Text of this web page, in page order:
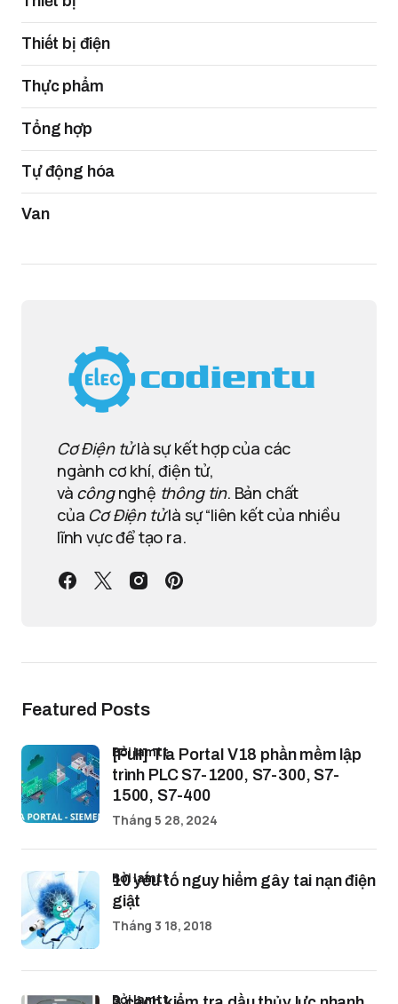
Thiết bị điện
Thực phẩm
Tổng hợp
Tự động hóa
Van
Cơ Điện tửlà sự kết hợp của các
ngành cơ khí, điện tử,
và côngnghệ thông tin. Bản chất
của Cơ Điện tửlà sự “liên kết của nhiều
lĩnh vực để tạo ra.
Featured Posts
[Full] Tia Portal V18 phần mềm lập
trình PLC S7-1200, S7-300, S7-
1500, S7-400
bởi lamtt
Tháng 5 28, 2024
10 yếu tố nguy hiểm gây tai nạn điện
giật
bởi lamtt
Tháng 3 18, 2018
bởi lamtt